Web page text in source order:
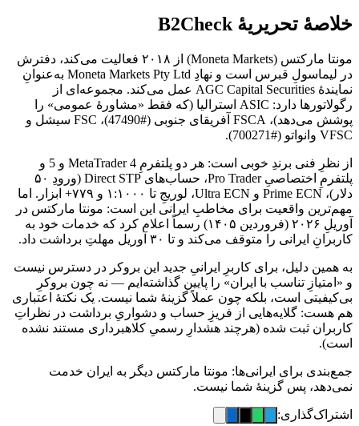
خلاصهٔ تحریریهٔ B2Check
مونتا مارکتس (Moneta Markets) از ۲۰۱۸ فعالیت می‌کند، دفترش
در لیماسولِ قبرس است و نهادِ Moneta Markets Pty Ltd به‌عنوانِ
نمایندهٔ AGC Capital Securities عمل می‌کند. مجموعه‌ای از
رگولاتورها دارد: ASIC استرالیا (که فقط «مشاورهٔ عمومی» را
پوشش می‌دهد)، FSCA آفریقای جنوبی (#47490)، FSC سیشل و
VFSC وانواتو (#700271).
از نظرِ فنی برندِ خوبی است: هر دو پلتفرمِ MetaTrader 4 و 5 و
پلتفرمِ اختصاصیِ Pro Trader، حساب‌های Direct STP (ورودِ ۵۰
دلار)، Prime ECN و Ultra ECN، لوریجِ تا ۱:۱۰۰۰ و ۷۷۹+ ابزار. اما
مهم‌ترین واقعیت برای مخاطبِ ایرانی این است: مونتا مارکتس در
آوریلِ ۲۰۲۶ (فروردین ۱۴۰۵) رسماً اعلام کرد که خدمات خود به
کاربرانِ ایرانی را متوقف می‌کند و تا ۳۰ آوریل مهلتِ برداشت داد.
به همین دلیل، برای کاربرِ ایرانیِ جدید این بروکر در دسترس نیست
و «امتیازِ تناسب با ایران» را پایین گذاشته‌ایم — نه چون بروکرِ
بی‌کیفیتی است، بلکه چون عملاً گزینهٔ شما نیست. یک نکتهٔ اعتباری
هم هست: گلایه‌هایی از فریزِ حساب و دشواریِ برداشت در نظراتِ
کاربران ثبت شده (هرچند هشدارِ رسمیِ کلاهبرداری مستند نشده
است).
جمع‌بندی برای ایرانی‌ها: مونتا مارکتس دیگر به ایران خدمت
نمی‌دهد، پس گزینهٔ شما نیست.
اشتراک‌گذاری: